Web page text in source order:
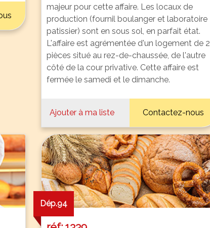
majeur pour cette affaire. Les locaux de
production (fournil boulanger et laboratoire
patissier) sont en sous sol, en parfait état.
L'affaire est agrémentée d'un logement de 2
pièces situé au rez-de-chaussée, de l'autre
côté de la cour privative. Cette affaire est
fermée le samedi et le dimanche.
Ajouter à ma liste Contactez-nous
Dép.94